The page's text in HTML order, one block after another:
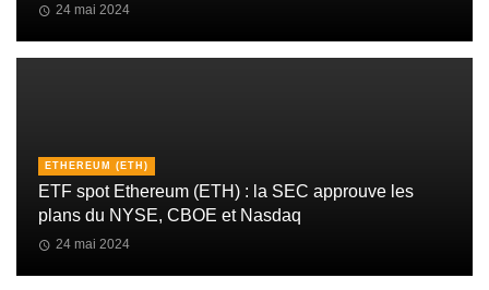
24 mai 2024
ETHEREUM (ETH)
ETF spot Ethereum (ETH) : la SEC approuve les
plans du NYSE, CBOE et Nasdaq
24 mai 2024